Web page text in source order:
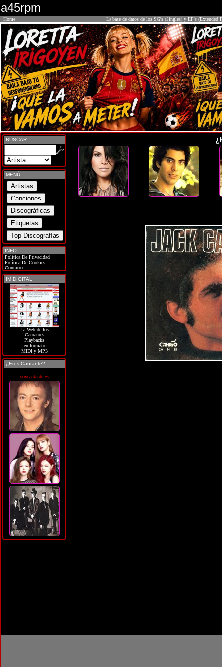
a45rpm
Home La base de datos de los SG's (Singles) y EP's (Extended
BUSCAR
MENÚ
INFO
Política De Privacidad
Política De Cookies
Contacto
IM DIGITAL
La Web de los
Cantantes
Playbacks
en formato
MIDI y MP3
¿Eres Cantante?
soycantante.es